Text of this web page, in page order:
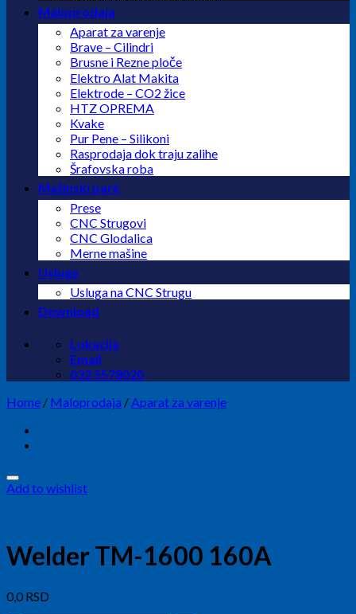
Maloprodaja
Aparat za varenje
Brave – Cilindri
Brusne i Rezne ploče
Elektro Alat Makita
Elektrode – CO2 žice
HTZ OPREMA
Kvake
Pur Pene – Silikoni
Rasprodaja dok traju zalihe
Šrafovska roba
Mašinski park
Prese
CNC Strugovi
CNC Glodalica
Merne mašine
Usluge
Usluga na CNC Strugu
Download
Lokacija
Email
032 5578020
Home / Maloprodaja /Aparat za varenje
Add to wishlist
Welder TM-1600 160A
0,0 RSD